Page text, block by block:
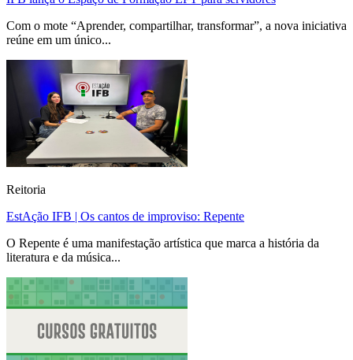
Com o mote “Aprender, compartilhar, transformar”, a nova iniciativa
reúne em um único...
Reitoria
EstAção IFB | Os cantos de improviso: Repente
O Repente é uma manifestação artística que marca a história da
literatura e da música...